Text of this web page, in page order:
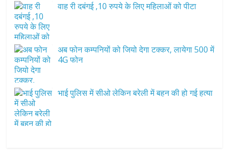
वाह री दबंगई ,10 रुपये के लिए महिलाओं को पीटा
अब फोन कम्पनियों को जियो देगा टक्कर, लायेगा 500 में
4G फोन
भाई पुलिस में सीओ लेकिन बरेली में बहन की हो गई हत्या